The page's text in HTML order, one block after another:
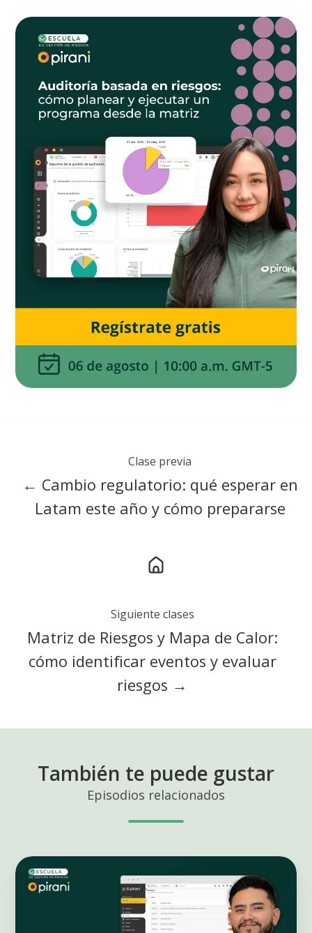
Clase previa
← Cambio regulatorio: qué esperar en
Latam este año y cómo prepararse
Siguiente clases
Matriz de Riesgos y Mapa de Calor:
cómo identificar eventos y evaluar
riesgos →
También te puede gustar
Episodios relacionados
Integra